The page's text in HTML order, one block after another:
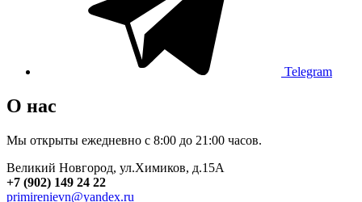
Telegram
О нас
Мы открыты ежедневно с 8:00 до 21:00 часов.
Великий Новгород, ул.Химиков, д.15А
+7 (902) 149 24 22
primirenievn@yandex.ru